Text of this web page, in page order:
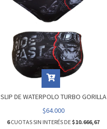
SLIP DE WATERPOLO TURBO GORILLA
$64.000
6CUOTAS SIN INTERÉS DE $10.666,67